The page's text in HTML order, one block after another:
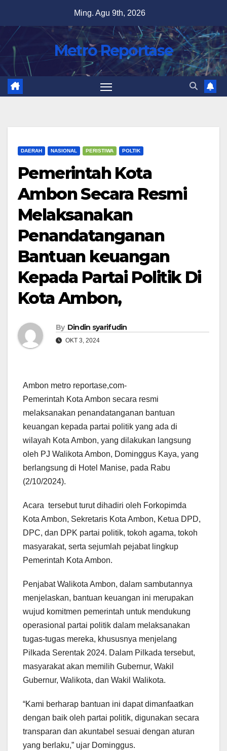
content
Ming. Agu 9th, 2026
Metro Reportase
DAERAH NASIONAL PERISTIWA POLTIK
Pemerintah Kota
Ambon Secara Resmi
Melaksanakan
Penandatanganan
Bantuan keuangan
Kepada Partai Politik Di
Kota Ambon,
By Dindin syarifudin
OKT 3, 2024
Ambon metro reportase,com-
Pemerintah Kota Ambon secara resmi
melaksanakan penandatanganan bantuan
keuangan kepada partai politik yang ada di
wilayah Kota Ambon, yang dilakukan langsung
oleh PJ Walikota Ambon, Dominggus Kaya, yang
berlangsung di Hotel Manise, pada Rabu
(2/10/2024).
Acara tersebut turut dihadiri oleh Forkopimda
Kota Ambon, Sekretaris Kota Ambon, Ketua DPD,
DPC, dan DPK partai politik, tokoh agama, tokoh
masyarakat, serta sejumlah pejabat lingkup
Pemerintah Kota Ambon.
Penjabat Walikota Ambon, dalam sambutannya
menjelaskan, bantuan keuangan ini merupakan
wujud komitmen pemerintah untuk mendukung
operasional partai politik dalam melaksanakan
tugas-tugas mereka, khususnya menjelang
Pilkada Serentak 2024. Dalam Pilkada tersebut,
masyarakat akan memilih Gubernur, Wakil
Gubernur, Walikota, dan Wakil Walikota.
“Kami berharap bantuan ini dapat dimanfaatkan
dengan baik oleh partai politik, digunakan secara
transparan dan akuntabel sesuai dengan aturan
yang berlaku,” ujar Dominggus.